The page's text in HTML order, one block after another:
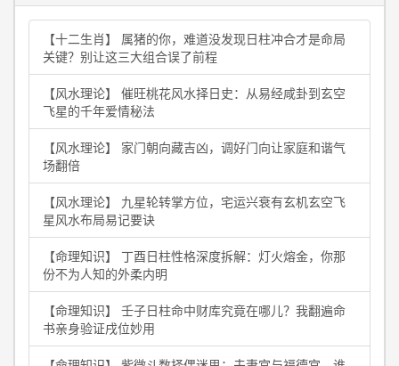
【十二生肖】 属猪的你，难道没发现日柱冲合才是命局
关键？别让这三大组合误了前程
【风水理论】 催旺桃花风水择日史：从易经咸卦到玄空
飞星的千年爱情秘法
【风水理论】 家门朝向藏吉凶，调好门向让家庭和谐气
场翻倍
【风水理论】 九星轮转掌方位，宅运兴衰有玄机玄空飞
星风水布局易记要诀
【命理知识】 丁酉日柱性格深度拆解：灯火熔金，你那
份不为人知的外柔内明
【命理知识】 壬子日柱命中财库究竟在哪儿？我翻遍命
书亲身验证戌位妙用